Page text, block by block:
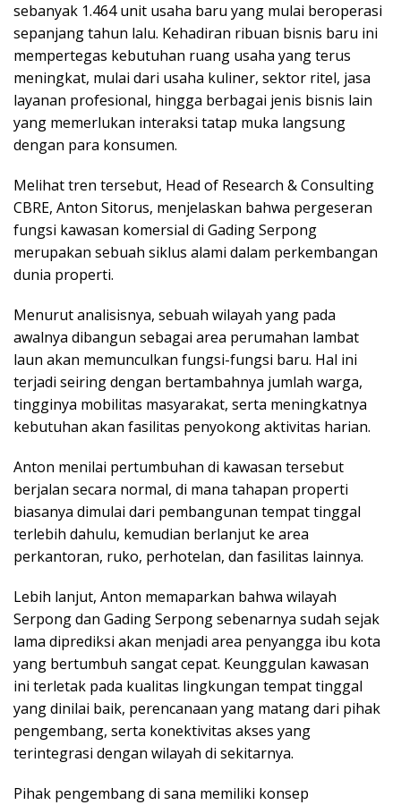
sebanyak 1.464 unit usaha baru yang mulai beroperasi
sepanjang tahun lalu. Kehadiran ribuan bisnis baru ini
mempertegas kebutuhan ruang usaha yang terus
meningkat, mulai dari usaha kuliner, sektor ritel, jasa
layanan profesional, hingga berbagai jenis bisnis lain
yang memerlukan interaksi tatap muka langsung
dengan para konsumen.
Melihat tren tersebut, Head of Research & Consulting
CBRE, Anton Sitorus, menjelaskan bahwa pergeseran
fungsi kawasan komersial di Gading Serpong
merupakan sebuah siklus alami dalam perkembangan
dunia properti.
Menurut analisisnya, sebuah wilayah yang pada
awalnya dibangun sebagai area perumahan lambat
laun akan memunculkan fungsi-fungsi baru. Hal ini
terjadi seiring dengan bertambahnya jumlah warga,
tingginya mobilitas masyarakat, serta meningkatnya
kebutuhan akan fasilitas penyokong aktivitas harian.
Anton menilai pertumbuhan di kawasan tersebut
berjalan secara normal, di mana tahapan properti
biasanya dimulai dari pembangunan tempat tinggal
terlebih dahulu, kemudian berlanjut ke area
perkantoran, ruko, perhotelan, dan fasilitas lainnya.
Lebih lanjut, Anton memaparkan bahwa wilayah
Serpong dan Gading Serpong sebenarnya sudah sejak
lama diprediksi akan menjadi area penyangga ibu kota
yang bertumbuh sangat cepat. Keunggulan kawasan
ini terletak pada kualitas lingkungan tempat tinggal
yang dinilai baik, perencanaan yang matang dari pihak
pengembang, serta konektivitas akses yang
terintegrasi dengan wilayah di sekitarnya.
Pihak pengembang di sana memiliki konsep